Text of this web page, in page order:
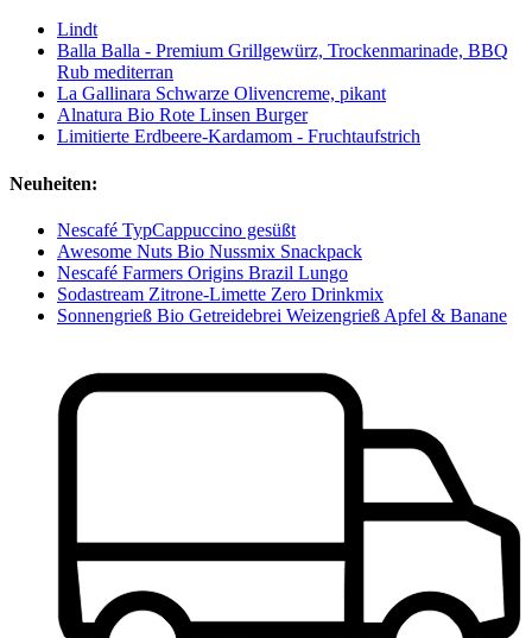
Lindt
Balla Balla - Premium Grillgewürz, Trockenmarinade, BBQ
Rub mediterran
La Gallinara Schwarze Olivencreme, pikant
Alnatura Bio Rote Linsen Burger
Limitierte Erdbeere-Kardamom - Fruchtaufstrich
Neuheiten:
Nescafé TypCappuccino gesüßt
Awesome Nuts Bio Nussmix Snackpack
Nescafé Farmers Origins Brazil Lungo
Sodastream Zitrone-Limette Zero Drinkmix
Sonnengrieß Bio Getreidebrei Weizengrieß Apfel & Banane